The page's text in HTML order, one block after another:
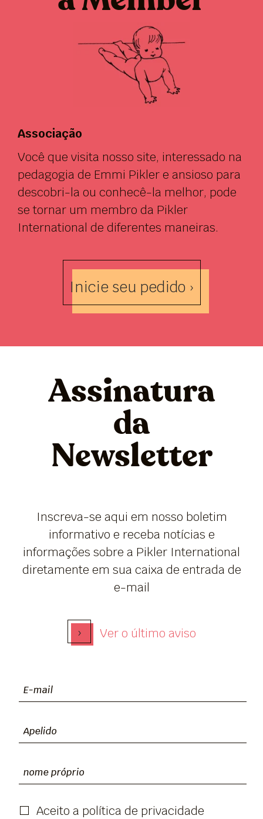
Associação
Você que visita nosso site, interessado na
pedagogia de Emmi Pikler e ansioso para
descobri-la ou conhecê-la melhor, pode
se tornar um membro da Pikler
International de diferentes maneiras.
Inicie seu pedido ›
Assinatura
da
Newsletter
Inscreva-se aqui em nosso boletim
informativo e receba notícias e
informações sobre a Pikler International
diretamente em sua caixa de entrada de
e-mail
› Ver o último aviso
Aceito a política de privacidade